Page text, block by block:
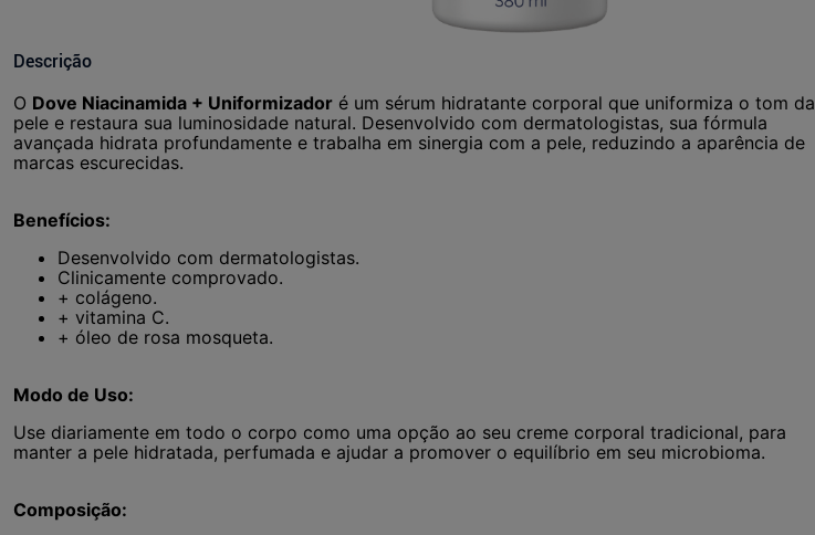
Descrição
O Dove Niacinamida + Uniformizador é um sérum hidratante corporal que uniformiza o tom da
pele e restaura sua luminosidade natural. Desenvolvido com dermatologistas, sua fórmula
avançada hidrata profundamente e trabalha em sinergia com a pele, reduzindo a aparência de
marcas escurecidas.
Benefícios:
Desenvolvido com dermatologistas.
Clinicamente comprovado.
+ colágeno.
+ vitamina C.
+ óleo de rosa mosqueta.
Modo de Uso:
Use diariamente em todo o corpo como uma opção ao seu creme corporal tradicional, para
manter a pele hidratada, perfumada e ajudar a promover o equilíbrio em seu microbioma.
Composição: